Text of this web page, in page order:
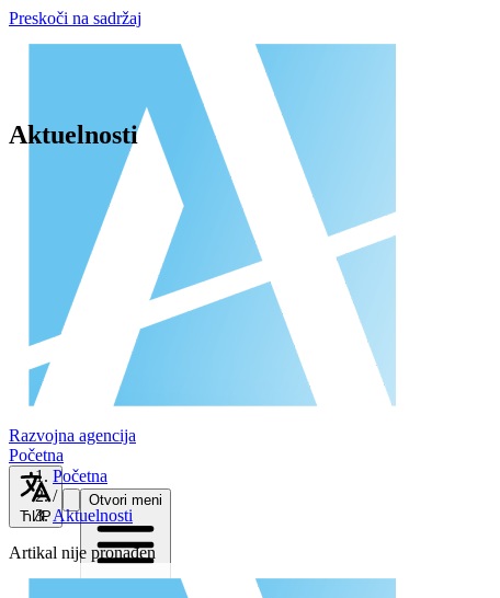
Preskoči na sadržaj
Razvojna agencija
Početna
ЋИР
Otvori meni
Aktuelnosti
Početna
/
Aktuelnosti
Artikal nije pronađen